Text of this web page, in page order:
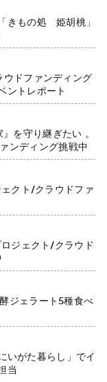
きもの処 姫胡桃」
ウドファンディング
ントレポート
を守り継ぎたい 。
ンディング挑戦中
ェクト/クラウドファ
ロジェクト/クラウド
ジェラート5種食べ
いがた暮らし」でイ
当